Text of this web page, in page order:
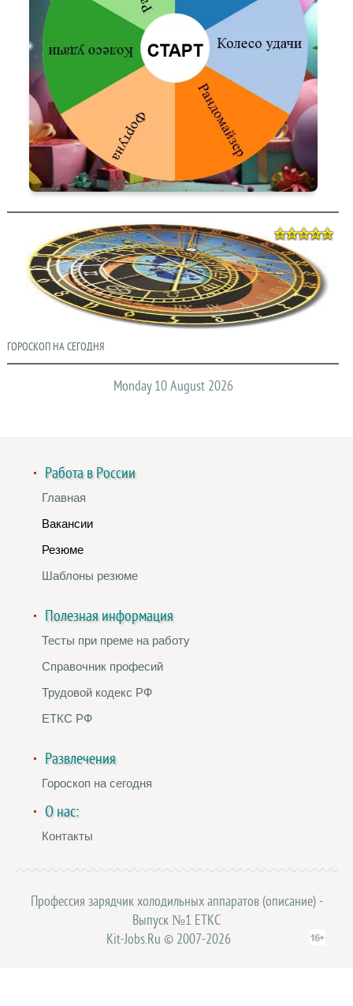
ГОРОСКОП НА СЕГОДНЯ
Monday 10 August 2026
Работа в России
Главная
Вакансии
Резюме
Шаблоны резюме
Полезная информация
Тесты при преме на работу
Справочник професий
Трудовой кодекс РФ
ЕТКС РФ
Развлечения
Гороскоп на сегодня
О нас:
Контакты
Профессия зарядчик холодильных аппаратов (описание) -
Выпуск №1 ЕТКС
Kit-Jobs.Ru © 2007-2026